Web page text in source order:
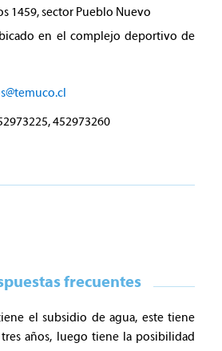
1459, sector Pueblo Nuevo
en el complejo deportivo de
452973260
frecuentes
el subsidio de agua, este tiene
años, luego tiene la posibilidad